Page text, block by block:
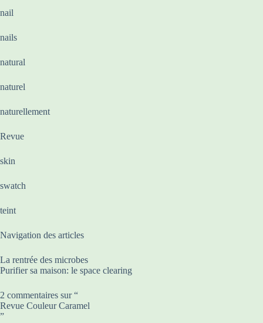
nail
nails
natural
naturel
naturellement
Revue
skin
swatch
teint
Navigation des articles
La rentrée des microbes
Purifier sa maison: le space clearing
2 commentaires sur “
Revue Couleur Caramel
”